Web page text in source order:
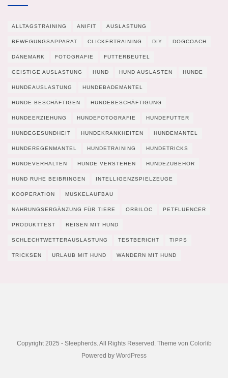
ALLTAGSTRAINING ANIFIT AUSLASTUNG
BEWEGUNGSAPPARAT CLICKERTRAINING DIY DOGCOACH
DÄNEMARK FOTOGRAFIE FUTTERBEUTEL
GEISTIGE AUSLASTUNG HUND HUND AUSLASTEN HUNDE
HUNDEAUSLASTUNG HUNDEBADEMANTEL
HUNDE BESCHÄFTIGEN HUNDEBESCHÄFTIGUNG
HUNDEERZIEHUNG HUNDEFOTOGRAFIE HUNDEFUTTER
HUNDEGESUNDHEIT HUNDEKRANKHEITEN HUNDEMANTEL
HUNDEREGENMANTEL HUNDETRAINING HUNDETRICKS
HUNDEVERHALTEN HUNDE VERSTEHEN HUNDEZUBEHÖR
HUND RUHE BEIBRINGEN INTELLIGENZSPIELZEUGE
KOOPERATION MUSKELAUFBAU
NAHRUNGSERGÄNZUNG FÜR TIERE ORBILOC PETFLUENCER
PRODUKTTEST REISEN MIT HUND
SCHLECHTWETTERAUSLASTUNG TESTBERICHT TIPPS
TRICKSEN URLAUB MIT HUND WANDERN MIT HUND
Copyright 2025 - Sleepherds. All Rights Reserved. Theme von Colorlib
Powered by WordPress